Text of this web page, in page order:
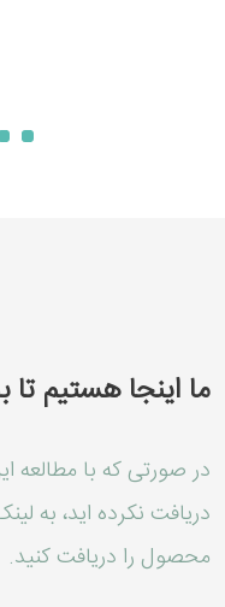
ما اینجا هستیم
در صورتی که با مطالعه
دریافت نکرده اید، به
محصول را دریافت کنید.